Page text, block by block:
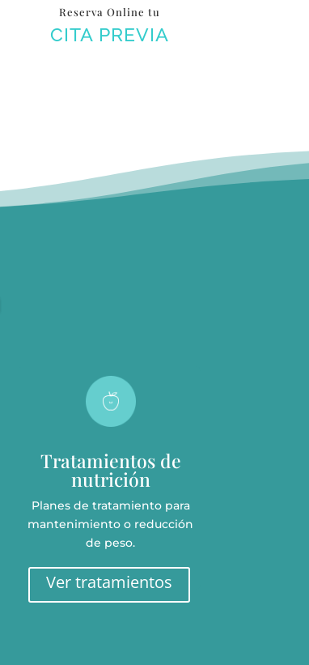
Reserva Online tu
CITA PREVIA
Tratamientos de
nutrición
Planes de tratamiento para
mantenimiento o reducción
de peso.
Ver tratamientos